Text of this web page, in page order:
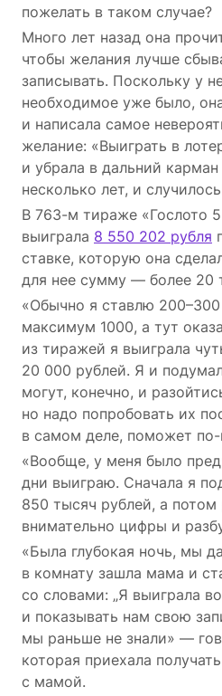
пожелать в таком случае?
Много лет назад она
чтобы желания лучше
записывать. Поскольку у
необходимое уже было,
и написала самое
желание: «Выиграть в
и убрала в дальний
несколько лет, и
В 763-м тираже «Гослото
выиграла 8 550 202 рубля
ставке, которую она
для нее сумму — более 20
«Обычно я ставлю 200–300
максимум 1000, а тут
из тиражей я выиграла
20 000 рублей. Я и
могут, конечно, и
но надо попробовать их
в самом деле, поможет
«Вообще, у меня было
дни выиграю. Сначала я
850 тысяч рублей, а потом
внимательно цифры и
«Была глубокая ночь, мы
в комнату зашла мама и
со словами: „Я выиграла
и показывать нам свою
мы раньше не знали» —
которая приехала
с мамой.